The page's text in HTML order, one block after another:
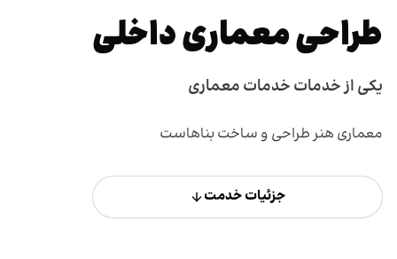
طراحی معماری داخلی
یکی از خدمات خدمات معماری
معماری هنر طراحی‌ و ساخت‌ ‌بناهاست
جزئیات خدمت